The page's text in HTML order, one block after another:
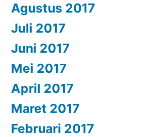
Agustus 2017
Juli 2017
Juni 2017
Mei 2017
April 2017
Maret 2017
Februari 2017